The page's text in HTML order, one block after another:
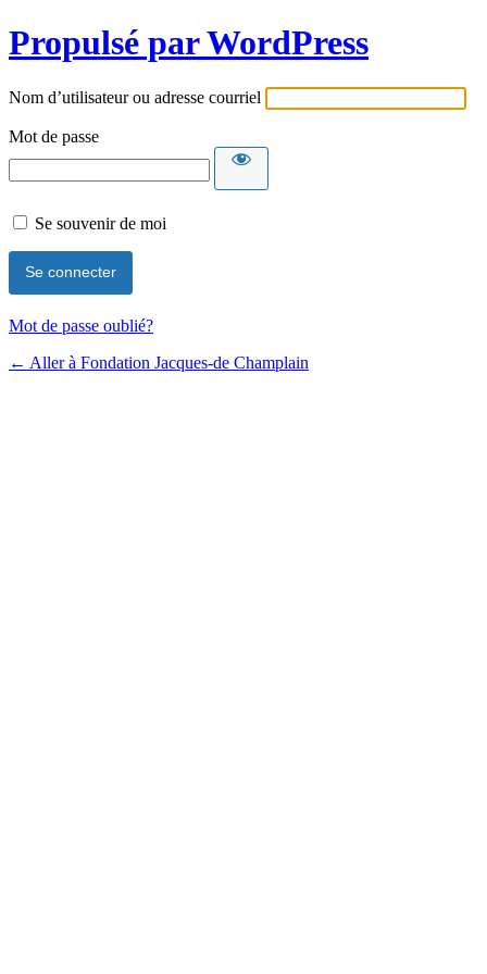
Propulsé par WordPress
Nom d’utilisateur ou adresse courriel
Mot de passe
Se souvenir de moi
Mot de passe oublié?
← Aller à Fondation Jacques-de Champlain